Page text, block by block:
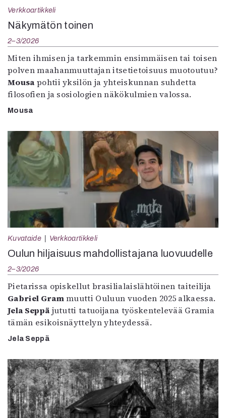
Verkkoartikkeli
Näkymätön toinen
2–3/2026
Miten ihmisen ja tarkemmin ensimmäisen tai toisen
polven maahanmuuttajan itsetietoisuus muotoutuu?
Mousa pohtii yksilön ja yhteiskunnan suhdetta
filosofien ja sosiologien näkökulmien valossa.
Mousa
Kuvataide Verkkoartikkeli
Oulun hiljaisuus mahdollistajana luovuudelle
2–3/2026
Pietarissa opiskellut brasilialaislähtöinen taiteilija
Gabriel Grammuutti Ouluun vuoden 2025 alkaessa.
Jela Seppä jututti tatuoijana työskentelevää Gramia
tämän esikoisnäyttelyn yhteydessä.
Jela Seppä